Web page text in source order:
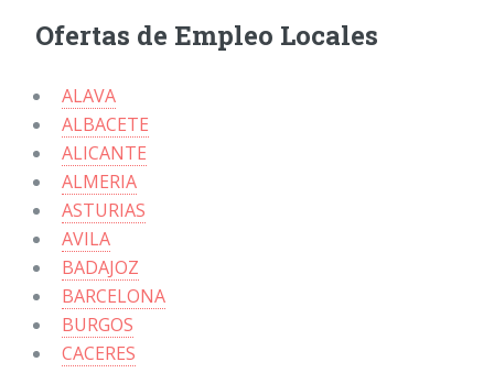
Ofertas de Empleo Locales
ALAVA
ALBACETE
ALICANTE
ALMERIA
ASTURIAS
AVILA
BADAJOZ
BARCELONA
BURGOS
CACERES